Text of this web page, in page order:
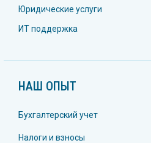
Юридические услуги
ИТ поддержка
НАШ ОПЫТ
Бухгалтерский учет
Налоги и взносы